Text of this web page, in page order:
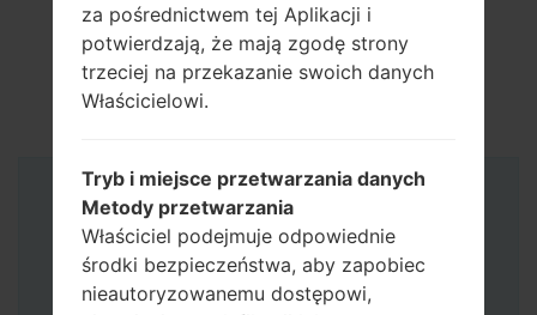
Instrukcje
za pośrednictwem tej Aplikacji i
potwierdzają, że mają zgodę strony
trzeciej na przekazanie swoich danych
Właścicielowi.
Tryb i miejsce przetwarzania danych
Metody przetwarzania
Właściciel podejmuje odpowiednie
środki bezpieczeństwa, aby zapobiec
nieautoryzowanemu dostępowi,